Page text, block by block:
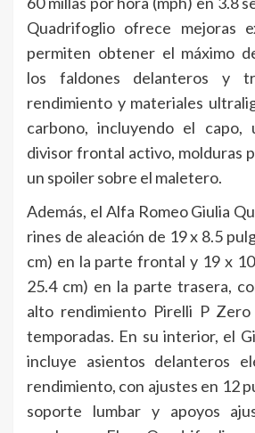
Quadrifoglio ofrece mejoras
permiten obtener el máximo
los faldones delanteros y
rendimiento y materiales
carbono, incluyendo el capo,
divisor frontal activo, molduras
un spoiler sobre el maletero.
Además, el Alfa Romeo Giulia
rines de aleación de 19 x 8.5
cm) en la parte frontal y 19 x
25.4 cm) en la parte trasera,
alto rendimiento Pirelli P
temporadas. En su interior, el
incluye asientos delanteros
rendimiento, con ajustes en 12
soporte lumbar y apoyos